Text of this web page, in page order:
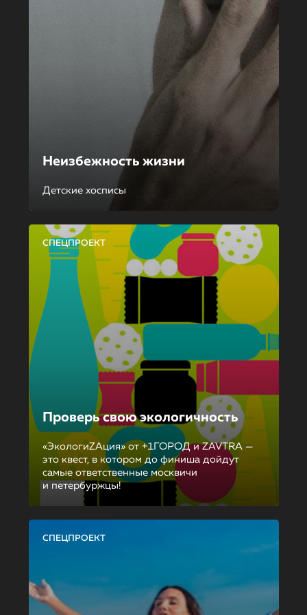
Неизбежность жизни
Детские хосписы
СПЕЦПРОЕКТ
Проверь свою экологичность
«ЭкологиZAция» от +1ГОРОД и ZAVTRA —
это квест, в котором до финиша дойдут
самые ответственные москвичи
и петербуржцы!
СПЕЦПРОЕКТ